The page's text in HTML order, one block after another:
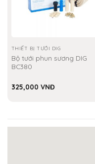
THIẾT BỊ TƯỚI DIG
Bộ tưới phun sương DIG
BC380
325,000 VNĐ